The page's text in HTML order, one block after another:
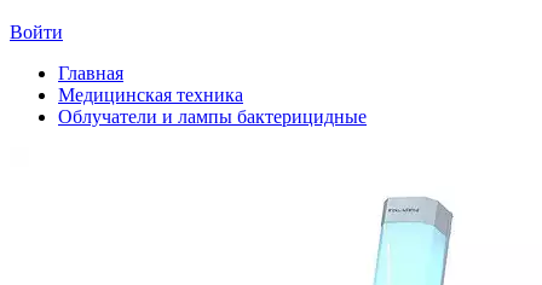
Войти
Главная
Медицинская техника
Облучатели и лампы бактерицидные